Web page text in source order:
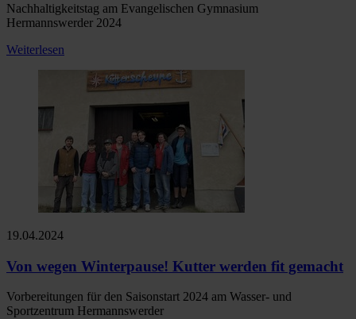
Nachhaltigkeitstag am Evangelischen Gymnasium
Hermannswerder 2024
Weiterlesen
19.04.2024
Von wegen Winterpause! Kutter werden fit gemacht
Vorbereitungen für den Saisonstart 2024 am Wasser- und
Sportzentrum Hermannswerder